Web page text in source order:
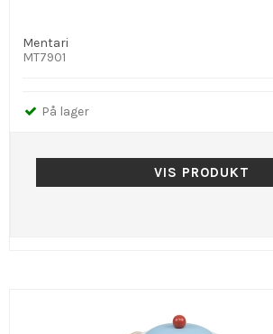
Mentari
MT7901
På lager
VIS PRODUKT